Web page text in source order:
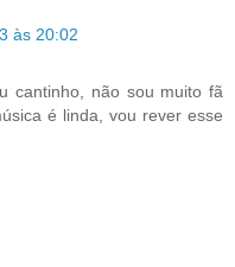
às 20:02
cantinho, não sou muito fã
é linda, vou rever esse